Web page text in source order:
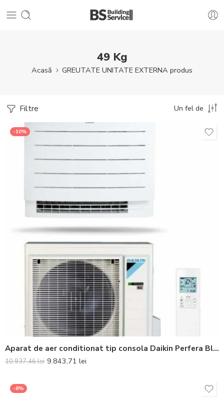
49 Kg
Acasă GREUTATE UNITATE EXTERNA produs
Filtre Un fel de
-10%
Aparat de aer conditionat tip consola Daikin Perfera Bluevolution FVXM50B-RXM50A Inverter 18000 BTU – Telecomanda inclusa
10.937,46lei 9.843,71 lei
-8%